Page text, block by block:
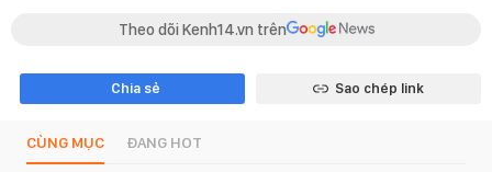
Theo dõi Kenh14.vn trên
Chia sẻ Sao chép link
CÙNG MỤC ĐANG HOT